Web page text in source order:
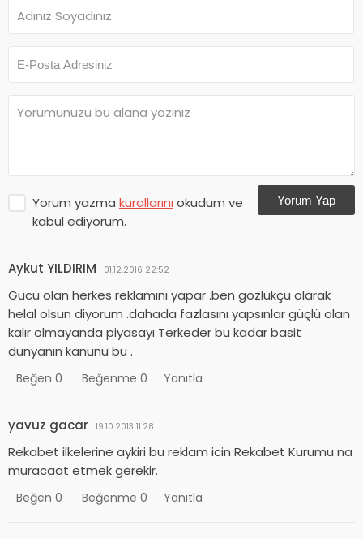
Yorum yazma kurallarını okudum ve
kabul ediyorum.
Yorum Yap
Aykut YILDIRIM 01.12.2016 22:52
Gücü olan herkes reklamını yapar .ben gözlükçü olarak
helal olsun diyorum .dahada fazlasını yapsınlar güçlü olan
kalır olmayanda piyasayı Terkeder bu kadar basit
dünyanın kanunu bu .
Beğen 0 Beğenme 0 Yanıtla
yavuz gacar 19.10.2013 11:28
Rekabet ilkelerine aykiri bu reklam icin Rekabet Kurumu na
muracaat etmek gerekir.
Beğen 0 Beğenme 0 Yanıtla